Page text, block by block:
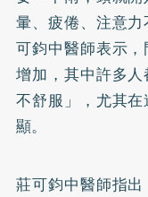
暈、疲倦、注意
可鈞中醫師表示
增加，其中許多
不舒服」，尤其
顯。
莊可鈞中醫師指